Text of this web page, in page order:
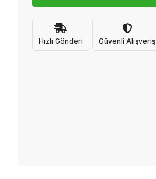
Hızlı Gönderi Güvenli Alışveriş